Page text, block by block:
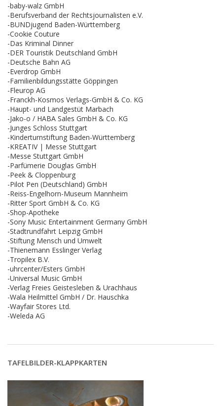
-baby-walz GmbH
-Berufsverband der Rechtsjournalisten e.V.
-BUNDjugend Baden-Württemberg
-Cookie Couture
-Das Kriminal Dinner
-DER Touristik Deutschland GmbH
-Deutsche Bahn AG
-Everdrop GmbH
-Familienbildungsstätte Göppingen
-Fleurop AG
-Franckh-Kosmos Verlags-GmbH & Co. KG
-Haupt- und Landgestüt Marbach
-Jako-o / HABA Sales GmbH & Co. KG
-Junges Schloss Stuttgart
-Kinderturnstiftung Baden-Württemberg
-KREATIV | Messe Stuttgart
-Messe Stuttgart GmbH
-Parfümerie Douglas GmbH
-Peek & Cloppenburg
-Pilot Pen (Deutschland) GmbH
-Reiss-Engelhorn-Museum Mannheim
-Ritter Sport GmbH & Co. KG
-Shop-Apotheke
-Sony Music Entertainment Germany GmbH
-Stadtrundfahrt Leipzig GmbH
-Stiftung Mensch und Umwelt
-Thienemann Esslinger Verlag
-Tropilex B.V.
-uhrcenter/Esters GmbH
-Universal Music GmbH
-Verlag Freies Geistesleben & Urachhaus
-Wala Heilmittel GmbH / Dr. Hauschka
-Wayfair Stores Ltd.
-Weleda AG
TAFELBILDER-KLAPPKARTEN